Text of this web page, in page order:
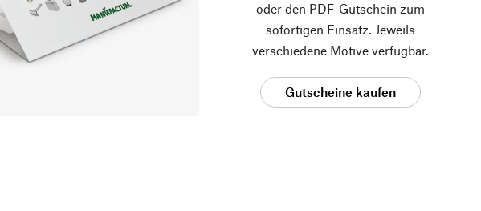
oder den PDF-Gutschein zum
sofortigen Einsatz. Jeweils
verschiedene Motive verfügbar.
Gutscheine kaufen